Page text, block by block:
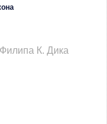
К. Дика